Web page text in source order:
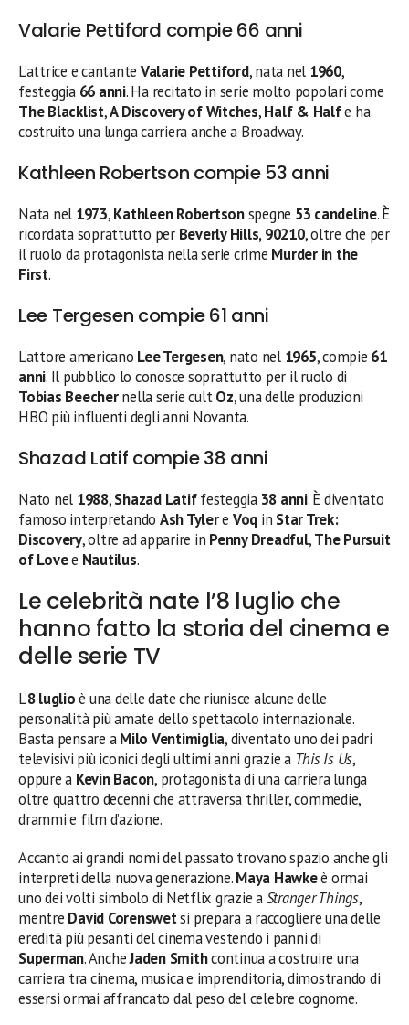
Valarie Pettiford compie 66 anni
L’attrice e cantante Valarie Pettiford, nata nel 1960,
festeggia 66 anni. Ha recitato in serie molto popolari come
The Blacklist,A Discovery of Witches,Half & Halfe ha
costruito una lunga carriera anche a Broadway.
Kathleen Robertson compie 53 anni
Nata nel 1973,Kathleen Robertsonspegne 53 candeline. È
ricordata soprattutto per Beverly Hills, 90210, oltre che per
il ruolo da protagonista nella serie crime Murder in the
First.
Lee Tergesen compie 61 anni
L’attore americano Lee Tergesen, nato nel 1965, compie 61
anni. Il pubblico lo conosce soprattutto per il ruolo di
Tobias Beechernella serie cultOz, una delle produzioni
HBO più influenti degli anni Novanta.
Shazad Latif compie 38 anni
Nato nel 1988,Shazad Latiffesteggia 38 anni. È diventato
famoso interpretando Ash Tylere Voq in Star Trek:
Discovery, oltre ad apparire in Penny Dreadful,The Pursuit
of Lovee Nautilus.
Le celebrità nate l’8 luglio che
hanno fatto la storia del cinema e
delle serie TV
L’8 luglioè una delle date che riunisce alcune delle
personalità più amate dello spettacolo internazionale.
Basta pensare aMilo Ventimiglia, diventato uno dei padri
televisivi più iconici degli ultimi anni grazie a This Is Us,
oppure a Kevin Bacon, protagonista di una carriera lunga
oltre quattro decenni che attraversa thriller, commedie,
drammi e film d’azione.
Accanto ai grandi nomi del passato trovano spazio anche gli
interpreti della nuova generazione.Maya Hawkeè ormai
uno dei volti simbolo di Netflix grazie aStranger Things,
mentre David Corenswetsi prepara a raccogliere una delle
eredità più pesanti del cinema vestendo i panni di
Superman. AncheJaden Smithcontinua a costruire una
carriera tra cinema, musica e imprenditoria, dimostrando di
essersi ormai affrancato dal peso del celebre cognome.